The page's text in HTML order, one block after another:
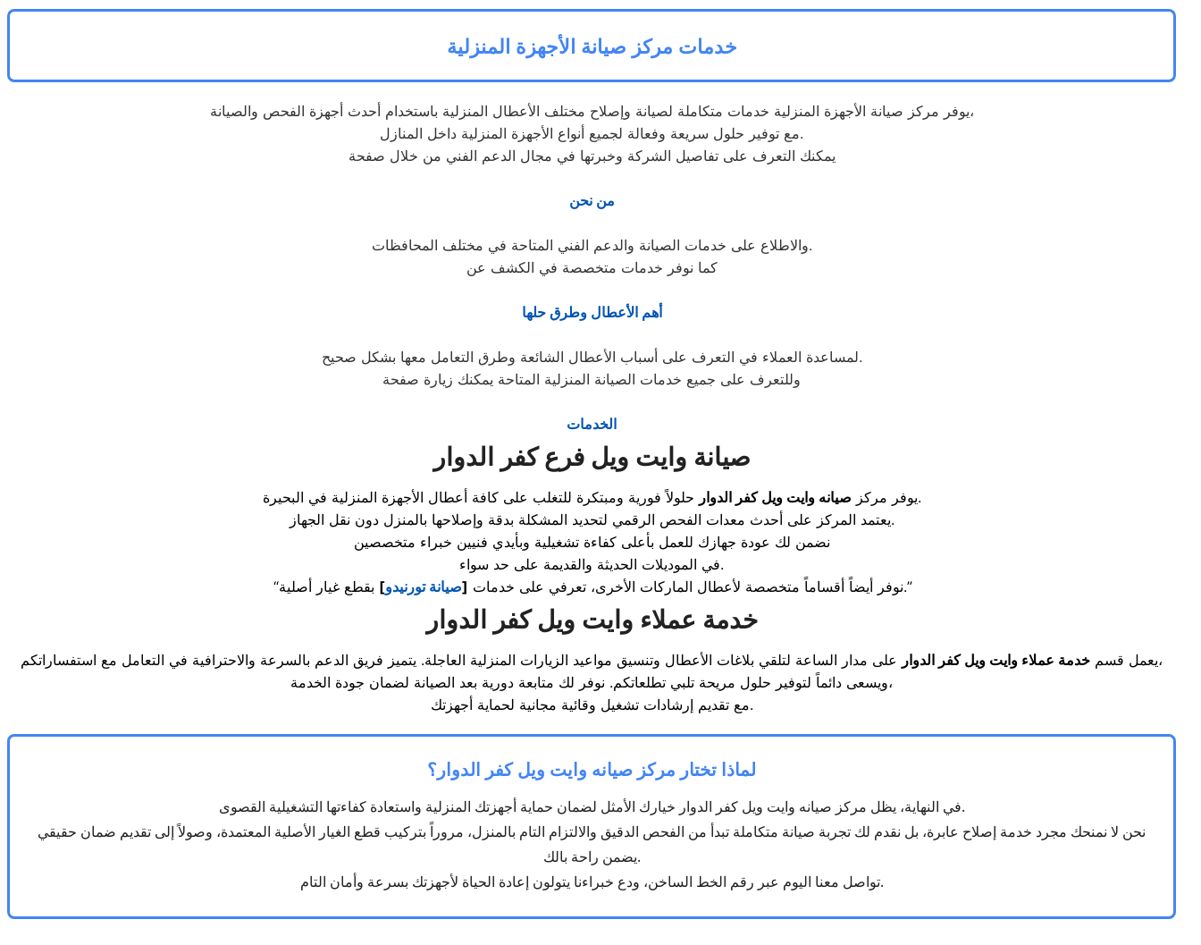
خدمات مركز صيانة الأجهزة المنزلية
يوفر مركز صيانة الأجهزة المنزلية خدمات متكاملة لصيانة وإصلاح مختلف الأعطال المنزلية باستخدام أحدث أجهزة الفحص والصيانة،
مع توفير حلول سريعة وفعالة لجميع أنواع الأجهزة المنزلية داخل المنازل.
يمكنك التعرف على تفاصيل الشركة وخبرتها في مجال الدعم الفني من خلال صفحة
من نحن
والاطلاع على خدمات الصيانة والدعم الفني المتاحة في مختلف المحافظات.
كما نوفر خدمات متخصصة في الكشف عن
أهم الأعطال وطرق حلها
لمساعدة العملاء في التعرف على أسباب الأعطال الشائعة وطرق التعامل معها بشكل صحيح.
وللتعرف على جميع خدمات الصيانة المنزلية المتاحة يمكنك زيارة صفحة
الخدمات
صيانة وايت ويل فرع كفر الدوار
يوفر مركز صيانه وايت ويل كفر الدوار
حلولاً فورية ومبتكرة للتغلب على كافة أعطال الأجهزة المنزلية في البحيرة.
يعتمد المركز على أحدث معدات الفحص الرقمي لتحديد المشكلة بدقة وإصلاحها بالمنزل دون نقل الجهاز.
نضمن لك عودة جهازك للعمل بأعلى كفاءة تشغيلية وبأيدي فنيين خبراء متخصصين
في الموديلات الحديثة والقديمة على حد سواء.
“نوفر أيضاً أقساماً متخصصة لأعطال الماركات الأخرى، تعرفي على خدمات [صيانة تورنيدو] بقطع غيار أصلية.”
خدمة عملاء وايت ويل كفر الدوار
يعمل قسم خدمة عملاء وايت ويل كفر الدوار
على مدار الساعة لتلقي بلاغات الأعطال وتنسيق مواعيد الزيارات المنزلية العاجلة. يتميز فريق الدعم بالسرعة والاحترافية في التعامل مع استفساراتكم،
ويسعى دائماً لتوفير حلول مريحة تلبي تطلعاتكم. نوفر لك متابعة دورية بعد الصيانة لضمان جودة الخدمة،
مع تقديم إرشادات تشغيل وقائية مجانية لحماية أجهزتك.
لماذا تختار مركز صيانه وايت ويل كفر الدوار؟
في النهاية، يظل مركز صيانه وايت ويل كفر الدوار خيارك الأمثل لضمان حماية أجهزتك المنزلية واستعادة كفاءتها التشغيلية القصوى.
نحن لا نمنحك مجرد خدمة إصلاح عابرة، بل نقدم لك تجربة صيانة متكاملة تبدأ من الفحص الدقيق والالتزام التام بالمنزل، مروراً بتركيب قطع الغيار الأصلية المعتمدة، وصولاً إلى تقديم ضمان حقيقي
يضمن راحة بالك.
تواصل معنا اليوم عبر رقم الخط الساخن، ودع خبراءنا يتولون إعادة الحياة لأجهزتك بسرعة وأمان التام.